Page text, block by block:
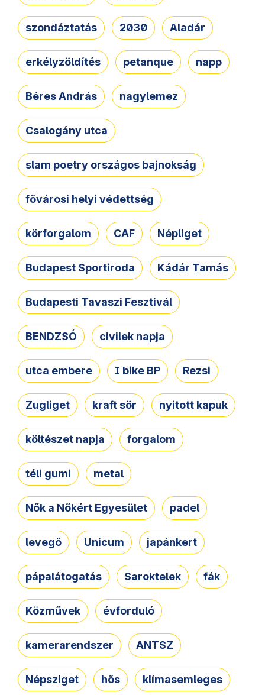
szondáztatás 2030 Aladár
erkélyzöldítés petanque napp
Béres András nagylemez
Csalogány utca
slam poetry országos bajnokság
fővárosi helyi védettség
körforgalom CAF Népliget
Budapest Sportiroda Kádár Tamás
Budapesti Tavaszi Fesztivál
BENDZSÓ civilek napja
utca embere I bike BP Rezsi
Zugliget kraft sör nyitott kapuk
költészet napja forgalom
téli gumi metal
Nők a Nőkért Egyesület padel
levegő Unicum japánkert
pápalátogatás Saroktelek fák
Közművek évforduló
kamerarendszer ANTSZ
Népsziget hős klímasemleges